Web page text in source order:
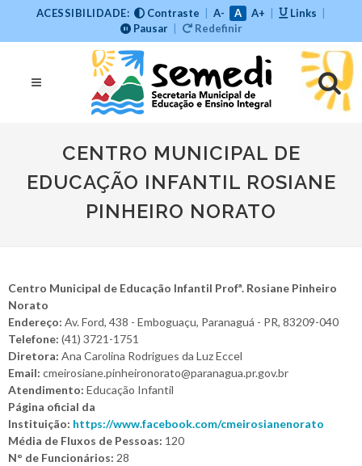
ACESSIBILIDADE: Contraste A- A A+ Links
Pausar
Redefinir
CENTRO MUNICIPAL DE
EDUCAÇÃO INFANTIL ROSIANE
PINHEIRO NORATO
Centro Municipal de Educação Infantil Profª. Rosiane Pinheiro
Norato
Endereço: Av. Ford, 438 - Emboguaçu, Paranaguá - PR, 83209-040
Telefone: (41) 3721-1751
Diretora: Ana Carolina Rodrigues da Luz Eccel
Email: cmeirosiane.pinheironorato@paranagua.pr.gov.br
Atendimento: Educação Infantil
Página oficial da
Instituição: https://www.facebook.com/cmeirosianenorato
Média de Fluxos de Pessoas: 120
N° de Funcionários: 28